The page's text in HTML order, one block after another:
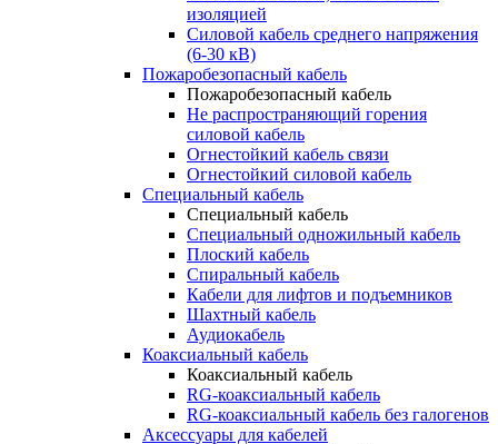
изоляцией
Силовой кабель среднего напряжения
(6-30 кВ)
Пожаробезопасный кабель
Пожаробезопасный кабель
Не распространяющий горения
силовой кабель
Огнестойкий кабель связи
Огнестойкий силовой кабель
Специальный кабель
Специальный кабель
Специальный одножильный кабель
Плоский кабель
Спиральный кабель
Кабели для лифтов и подъемников
Шахтный кабель
Аудиокабель
Коаксиальный кабель
Коаксиальный кабель
RG-коаксиальный кабель
RG-коаксиальный кабель без галогенов
Аксессуары для кабелей